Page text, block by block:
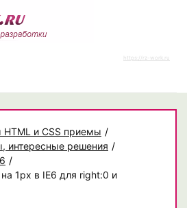
https://rz-work.ru
и CSS приемы /
интересные решения /
/
1px в IE6 для right:0 и